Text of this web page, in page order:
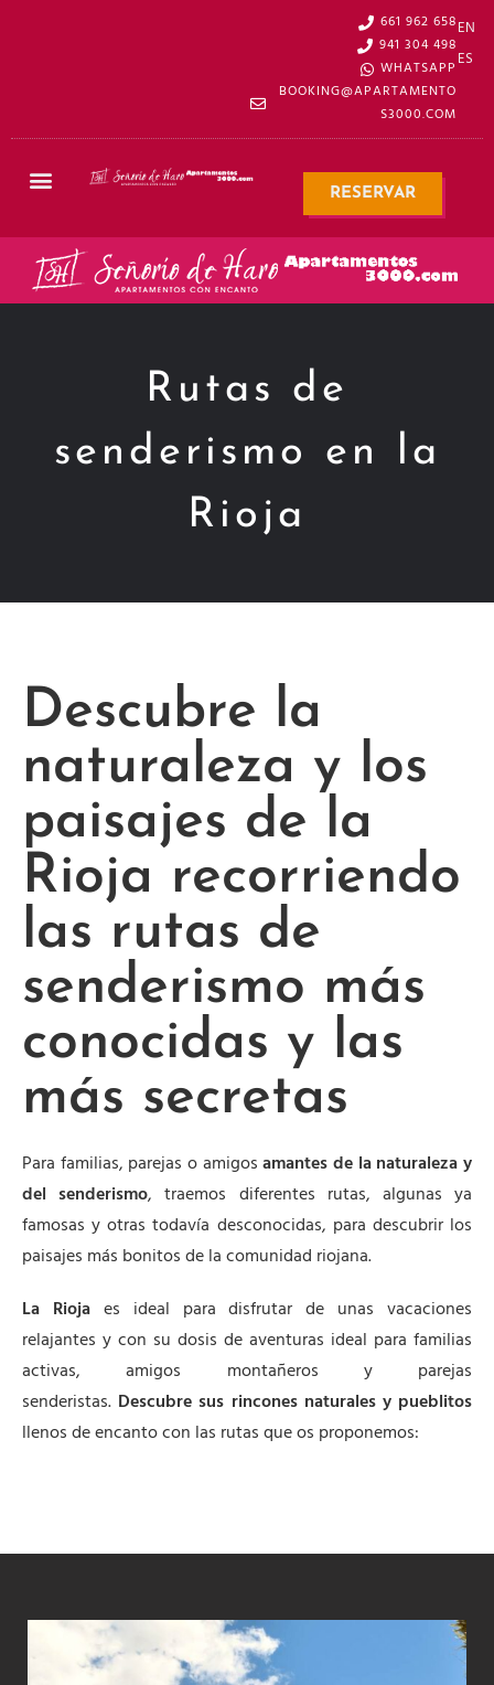
661 962 658
941 304 498
WHATSAPP
BOOKING@APARTAMENTO
S3000.COM
EN
ES
RESERVAR
Rutas de
senderismo en la
Rioja
Descubre la
naturaleza y los
paisajes de la
Rioja recorriendo
las rutas de
senderismo más
conocidas y las
más secretas
Para familias, parejas o amigosamantes de la naturaleza y
del senderismo, traemos diferentes rutas, algunas ya
famosas y otras todavía desconocidas, para descubrir los
paisajes más bonitos de la comunidad riojana.
La Riojaes ideal para disfrutar de unas vacaciones
relajantes y con su dosis de aventuras ideal para familias
activas, amigos montañeros y parejas
senderistas. Descubre sus rincones naturales y pueblitos
llenos de encanto con las rutas que os proponemos: